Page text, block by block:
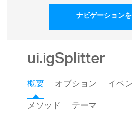
ナビゲーション
ui.igSplitter
概要 オプション
イベ
メソッド
テーマ